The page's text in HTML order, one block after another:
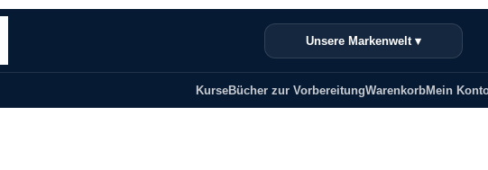
Unsere Markenwelt ▾
KurseBücher zur VorbereitungWarenkorbMein